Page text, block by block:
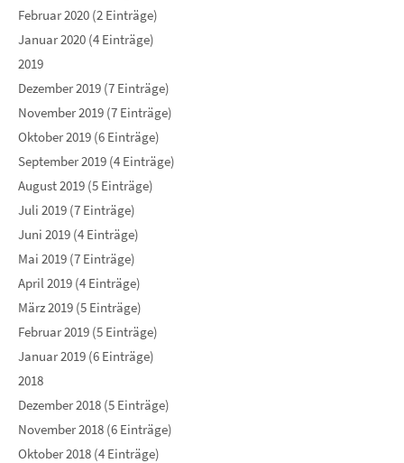
Februar 2020 (2 Einträge)
Januar 2020 (4 Einträge)
2019
Dezember 2019 (7 Einträge)
November 2019 (7 Einträge)
Oktober 2019 (6 Einträge)
September 2019 (4 Einträge)
August 2019 (5 Einträge)
Juli 2019 (7 Einträge)
Juni 2019 (4 Einträge)
Mai 2019 (7 Einträge)
April 2019 (4 Einträge)
März 2019 (5 Einträge)
Februar 2019 (5 Einträge)
Januar 2019 (6 Einträge)
2018
Dezember 2018 (5 Einträge)
November 2018 (6 Einträge)
Oktober 2018 (4 Einträge)